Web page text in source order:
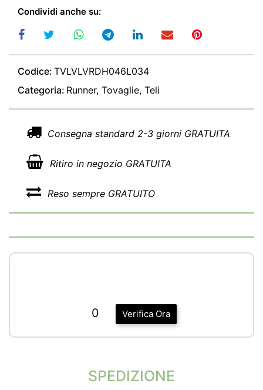
Condividi anche su:
Codice: TVLVLVRDH046L034
Categoria: Runner, Tovaglie, Teli
Consegna standard 2-3 giorni GRATUITA
Ritiro in negozio GRATUITA
Reso sempre GRATUITO
Verifica Ora
0
SPEDIZIONE